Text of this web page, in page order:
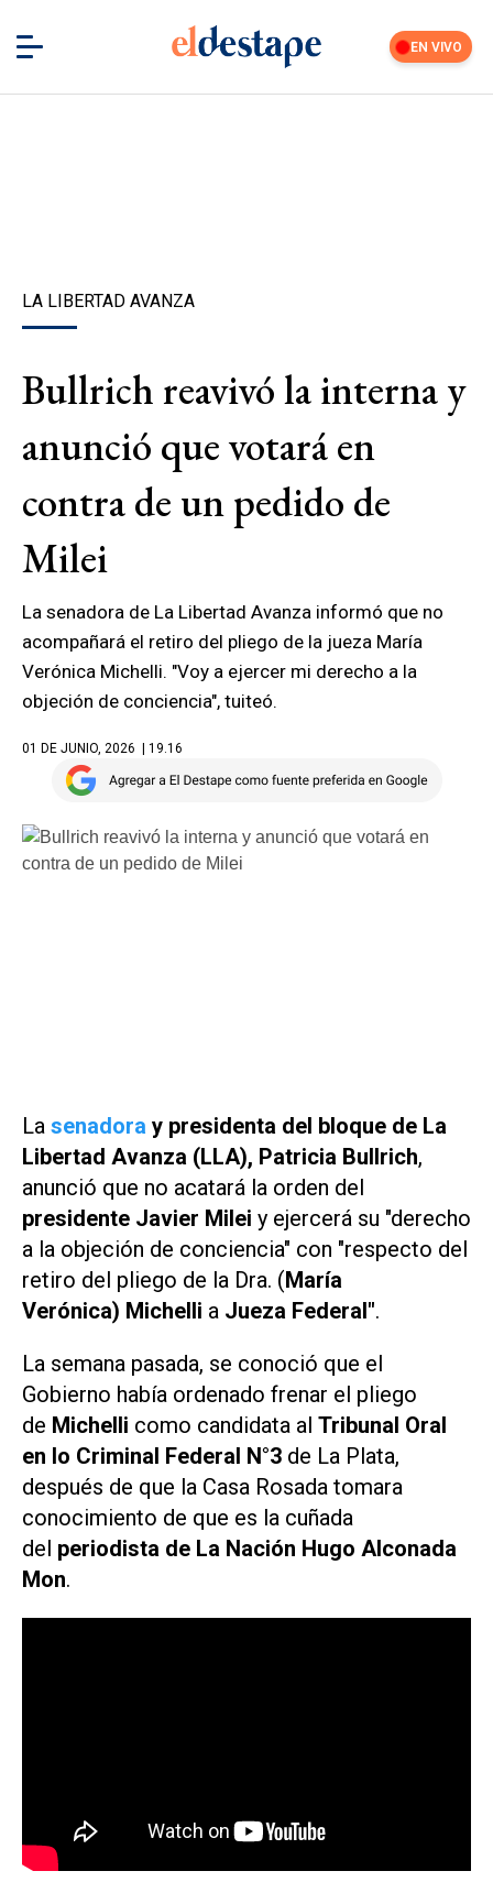
EN VIVO
LA LIBERTAD AVANZA
Bullrich reavivó la interna y
anunció que votará en
contra de un pedido de
Milei
La senadora de La Libertad Avanza informó que no
acompañará el retiro del pliego de la jueza María
Verónica Michelli. "Voy a ejercer mi derecho a la
objeción de conciencia", tuiteó.
01 DE JUNIO, 2026 | 19.16
La senadora y presidenta del bloque de La
Libertad Avanza (LLA), Patricia Bullrich,
anunció que no acatará la orden del
presidente Javier Milei y ejercerá su "derecho
a la objeción de conciencia" con "respecto del
retiro del pliego de la Dra. (María
Verónica) Michelli a Jueza Federal".
La semana pasada, se conoció que el
Gobierno había ordenado frenar el pliego
de Michelli como candidata al Tribunal Oral
en lo Criminal Federal N°3 de La Plata,
después de que la Casa Rosada tomara
conocimiento de que es la cuñada
del periodista de La Nación Hugo Alconada
Mon.